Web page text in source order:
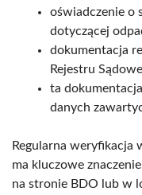
oświadczenie o
dotyczącej
dokumentacja
Rejestru
ta
danych
Regularna weryfikacja
ma kluczowe
na stronie BDO lub w